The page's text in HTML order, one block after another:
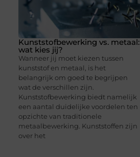
Kunststofbewerking vs. metaal:
wat kies jij?
Wanneer jij moet kiezen tussen
kunststof en metaal, is het
belangrijk om goed te begrijpen
wat de verschillen zijn.
Kunststofbewerking biedt namelijk
een aantal duidelijke voordelen ten
opzichte van traditionele
metaalbewerking. Kunststoffen zijn
over het